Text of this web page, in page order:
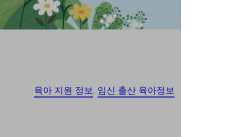
육아 지원 정보, 임신 출산 육아정보